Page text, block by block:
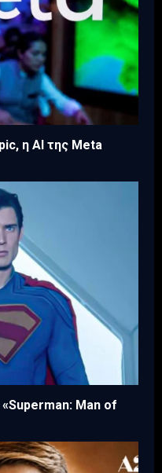
η AI της Meta
Man of